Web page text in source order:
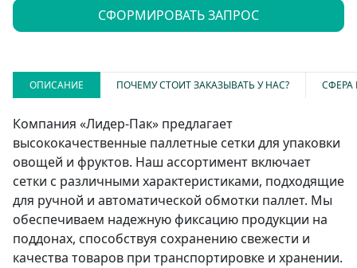
СФОРМИРОВАТЬ ЗАПРОС
ОПИСАНИЕ ПОЧЕМУ СТОИТ ЗАКАЗЫВАТЬ У НАС?
Компания «Лидер-Пак» предлагает
высококачественные паллетные сетки для упаковки
овощей и фруктов. Наш ассортимент включает
сетки с различными характеристиками, подходящие
для ручной и автоматической обмотки паллет. Мы
обеспечиваем надежную фиксацию продукции на
поддонах, способствуя сохранению свежести и
качества товаров при транспортировке и хранении.